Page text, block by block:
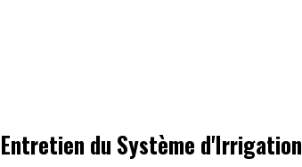
Entretien du Système d'Irrigation